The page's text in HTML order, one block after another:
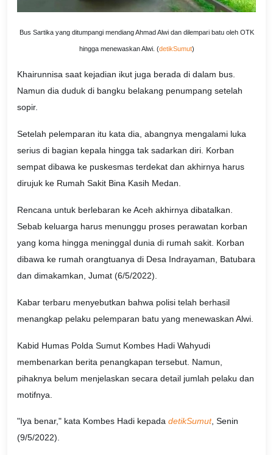
Bus Sartika yang ditumpangi mendiang Ahmad Alwi dan dilempari batu oleh OTK
hingga menewaskan Alwi. (detikSumut)
Khairunnisa saat kejadian ikut juga berada di dalam bus.
Namun dia duduk di bangku belakang penumpang setelah
sopir.
Setelah pelemparan itu kata dia, abangnya mengalami luka
serius di bagian kepala hingga tak sadarkan diri. Korban
sempat dibawa ke puskesmas terdekat dan akhirnya harus
dirujuk ke Rumah Sakit Bina Kasih Medan.
Rencana untuk berlebaran ke Aceh akhirnya dibatalkan.
Sebab keluarga harus menunggu proses perawatan korban
yang koma hingga meninggal dunia di rumah sakit. Korban
dibawa ke rumah orangtuanya di Desa Indrayaman, Batubara
dan dimakamkan, Jumat (6/5/2022).
Kabar terbaru menyebutkan bahwa polisi telah berhasil
menangkap pelaku pelemparan batu yang menewaskan Alwi.
Kabid Humas Polda Sumut Kombes Hadi Wahyudi
membenarkan berita penangkapan tersebut. Namun,
pihaknya belum menjelaskan secara detail jumlah pelaku dan
motifnya.
"Iya benar," kata Kombes Hadi kepada detikSumut, Senin
(9/5/2022).